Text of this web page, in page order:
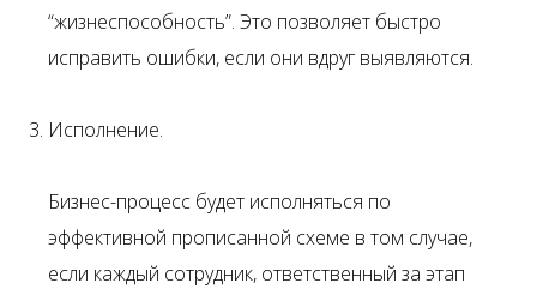
“жизнеспособность”. Это позволяет быстро
исправить ошибки, если они вдруг выявляются.
Исполнение.
Бизнес-процесс будет исполняться по
эффективной прописанной схеме в том случае,
если каждый сотрудник, ответственный за этап